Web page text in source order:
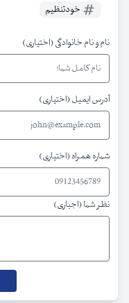
خودتنظیم
نام و نام خانوادگی (اختیاری)
آدرس ایمیل (اختیاری)
شماره همراه (اختیاری)
نظر شما (اجباری)